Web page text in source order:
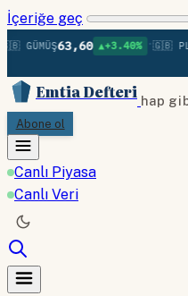
İçeriğe geç
GÜMÜŞ63,60 ▲+3.40% •🇬🇧
Emtia Defteri hap
Abone ol
Canlı Piyasa
Canlı Veri